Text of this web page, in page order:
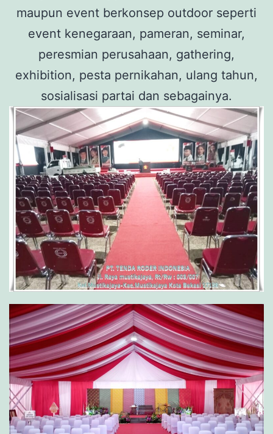
maupun event berkonsep outdoor seperti
event kenegaraan, pameran, seminar,
peresmian perusahaan, gathering,
exhibition, pesta pernikahan, ulang tahun,
sosialisasi partai dan sebagainya.